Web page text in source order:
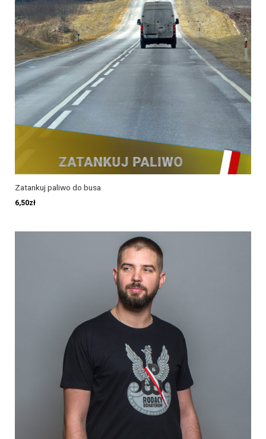
Zatankuj paliwo do busa
6,50zł